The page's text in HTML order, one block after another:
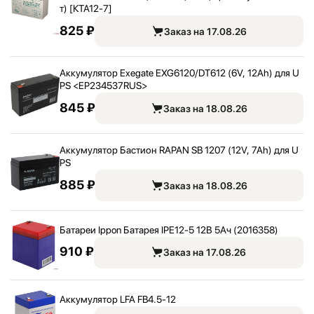
т) [КТА12-7]
825 ₽ Заказ на 17.08.26
Аккумулятор Exegate EXG6120/DT612 (6V, 12Ah) для U
PS <EP234537RUS>
845 ₽ Заказ на 18.08.26
Аккумулятор Бастион RAPAN SB 1207 (12V, 7Ah) для U
PS
885 ₽ Заказ на 18.08.26
Батареи Ippon Батарея IPE12-5 12В 5Ач (2016358)
910 ₽ Заказ на 17.08.26
Аккумулятор LFA FB4.5-12